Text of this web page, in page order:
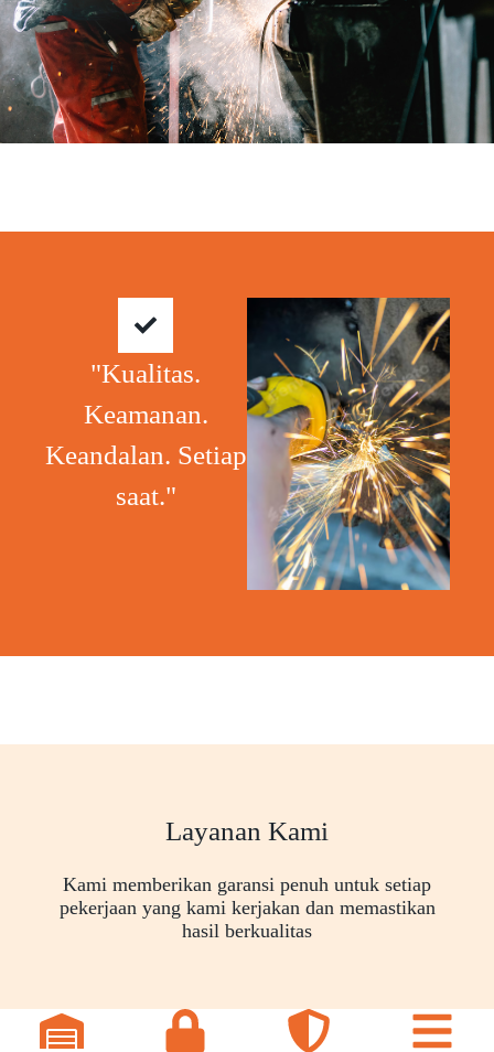
"Kualitas.
Keamanan.
Keandalan. Setiap
saat."
Layanan Kami
Kami memberikan garansi penuh untuk setiap
pekerjaan yang kami kerjakan dan memastikan
hasil berkualitas